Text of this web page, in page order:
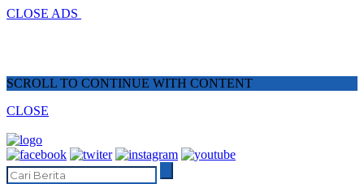
CLOSE ADS
SCROLL TO CONTINUE WITH CONTENT
CLOSE